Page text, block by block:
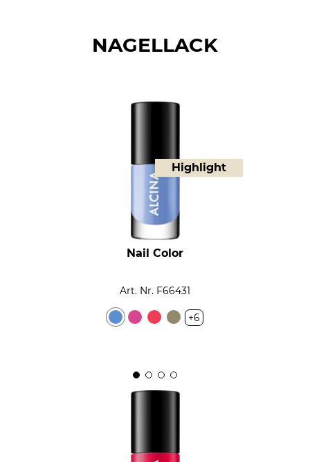
NAGELLACK
Highlight
Nail Color
Art. Nr. F66431
+6